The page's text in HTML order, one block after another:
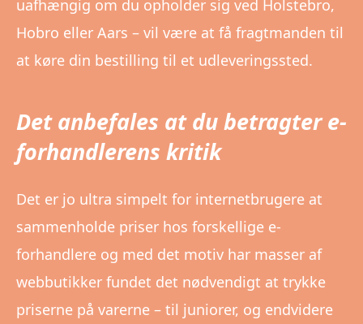
uafhængig om du opholder sig ved Holstebro,
Hobro eller Aars – vil være at få fragtmanden til
at køre din bestilling til et udleveringssted.
Det anbefales at du betragter e-
forhandlerens kritik
Det er jo ultra simpelt for internetbrugere at
sammenholde priser hos forskellige e-
forhandlere og med det motiv har masser af
webbutikker fundet det nødvendigt at trykke
priserne på varerne – til juniorer, og endvidere